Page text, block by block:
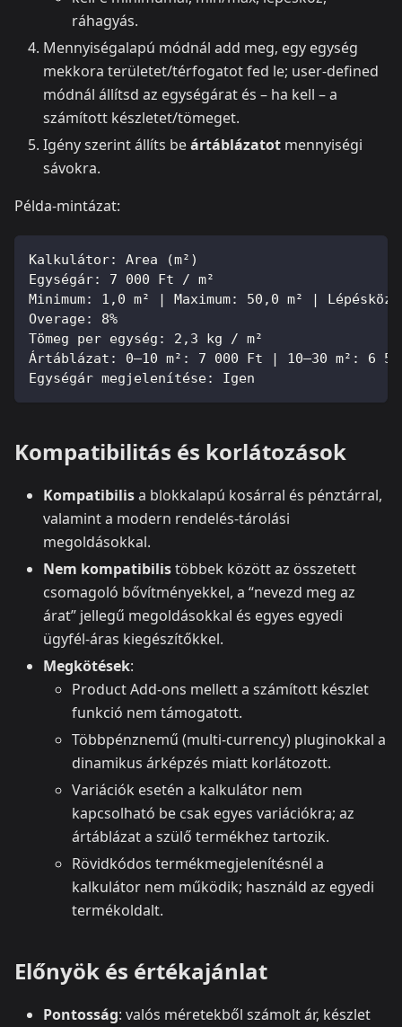
ráhagyás.
Mennyiségalapú módnál add meg, egy egység
mekkora területet/térfogatot fed le; user-defined
módnál állítsd az egységárat és – ha kell – a
számított készletet/tömeget.
Igény szerint állíts beártáblázatot mennyiségi
sávokra.
Példa-mintázat:
Kalkulátor: Area (m²)
Egységár: 7 000 Ft / m²
Minimum: 1,0 m² | Maximum: 50,0 m² |
Overage: 8%
Tömeg per egység: 2,3 kg / m²
Ártáblázat: 0–10 m²: 7 000 Ft | 10–30 m²: 6
Egységár megjelenítése: Igen
Kompatibilitás és korlátozások
Kompatibilisa blokkalapú kosárral és pénztárral,
valamint a modern rendelés-tárolási
megoldásokkal.
Nem kompatibilistöbbek között az összetett
csomagoló bővítményekkel, a “nevezd meg az
árat” jellegű megoldásokkal és egyes egyedi
ügyfél-áras kiegészítőkkel.
Megkötések:
Product Add-ons mellett a számított készlet
funkció nem támogatott.
Többpénznemű (multi-currency) pluginokkal a
dinamikus árképzés miatt korlátozott.
Variációk esetén a kalkulátor nem
kapcsolható be csak egyes variációkra; az
ártáblázat a szülő termékhez tartozik.
Rövidkódos termékmegjelenítésnél a
kalkulátor nem működik; használd az egyedi
termékoldalt.
Előnyök és értékajánlat
Pontosság: valós méretekből számolt ár, készlet